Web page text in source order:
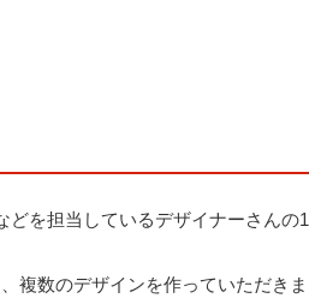
どを担当しているデザイナーさんの1
数のデザインを作っていただきま